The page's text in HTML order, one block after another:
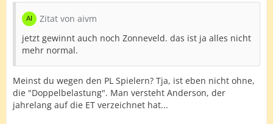
Zitat von aivm
jetzt gewinnt auch noch Zonneveld. das ist ja alles nicht
mehr normal.
Meinst du wegen den PL Spielern? Tja, ist eben nicht ohne,
die "Doppelbelastung". Man versteht Anderson, der
jahrelang auf die ET verzeichnet hat...